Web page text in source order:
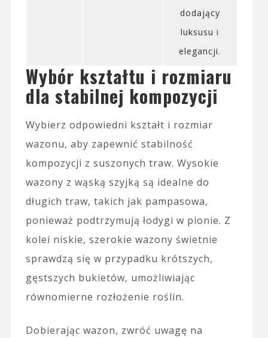
dodający
luksusu i
elegancji.
Wybór kształtu i rozmiaru
dla stabilnej kompozycji
Wybierz odpowiedni kształt i rozmiar
wazonu, aby zapewnić stabilność
kompozycji z suszonych traw. Wysokie
wazony z wąską szyjką są idealne do
długich traw, takich jak pampasowa,
ponieważ podtrzymują łodygi w pionie. Z
kolei niskie, szerokie wazony świetnie
sprawdzą się w przypadku krótszych,
gęstszych bukietów, umożliwiając
równomierne rozłożenie roślin.
Dobierając wazon, zwróć uwagę na